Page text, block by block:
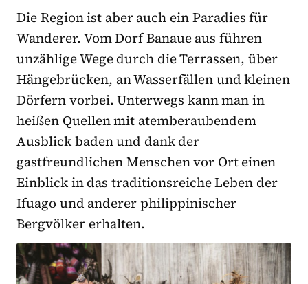
Die Region ist aber auch ein Paradies für
Wanderer. Vom Dorf Banaue aus führen
unzählige Wege durch die Terrassen, über
Hängebrücken, an Wasserfällen und kleinen
Dörfern vorbei. Unterwegs kann man in
heißen Quellen mit atemberaubendem
Ausblick baden und dank der
gastfreundlichen Menschen vor Ort einen
Einblick in das traditionsreiche Leben der
Ifuago und anderer philippinischer
Bergvölker erhalten.